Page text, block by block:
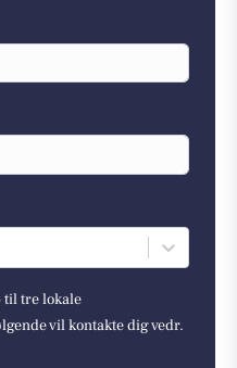
til tre lokale
vil kontakte dig vedr.